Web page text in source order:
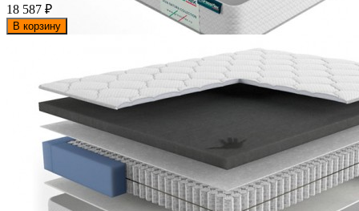
18 587 ₽
В корзину